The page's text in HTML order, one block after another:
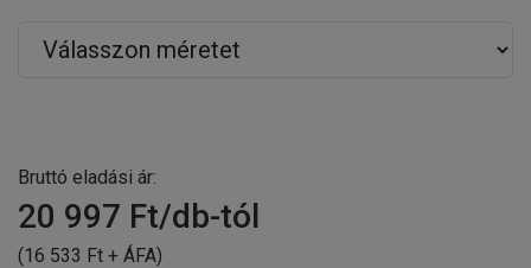
Bruttó eladási ár:
20 997 Ft/db-tól
(16 533 Ft + ÁFA)